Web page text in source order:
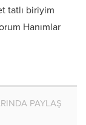
tatlı biriyim
Hanımlar
PAYLAŞ